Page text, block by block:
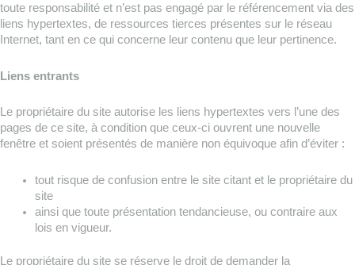
toute responsabilité et n’est pas engagé par le référencement via des
liens hypertextes, de ressources tierces présentes sur le réseau
Internet, tant en ce qui concerne leur contenu que leur pertinence.
Liens entrants
Le propriétaire du site autorise les liens hypertextes vers l’une des
pages de ce site, à condition que ceux-ci ouvrent une nouvelle
fenêtre et soient présentés de manière non équivoque afin d’éviter :
tout risque de confusion entre le site citant et le propriétaire du
site
ainsi que toute présentation tendancieuse, ou contraire aux
lois en vigueur.
Le propriétaire du site se réserve le droit de demander la